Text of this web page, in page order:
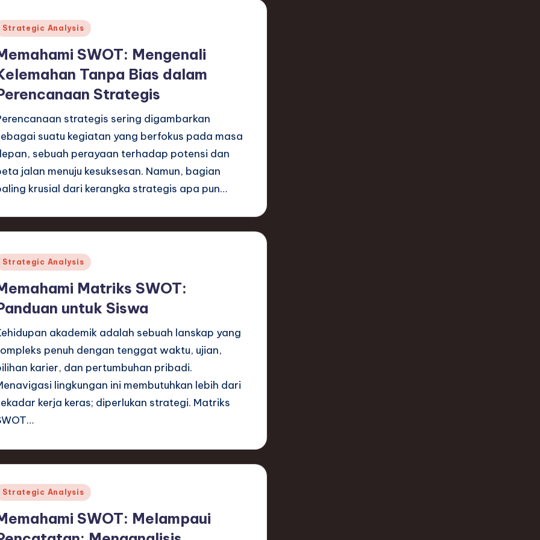
Strategic Analysis
SWOT: Mengenali
Tanpa Bias dalam
Strategis
strategis sering digambarkan
suatu kegiatan yang berfokus pada masa
sebuah perayaan terhadap potensi dan
jalan menuju kesuksesan. Namun, bagian
krusial dari kerangka strategis apa pun…
Strategic Analysis
Matriks SWOT:
untuk Siswa
akademik adalah sebuah lanskap yang
penuh dengan tenggat waktu, ujian,
karier, dan pertumbuhan pribadi.
lingkungan ini membutuhkan lebih dari
kerja keras; diperlukan strategi. Matriks
Strategic Analysis
SWOT: Melampaui